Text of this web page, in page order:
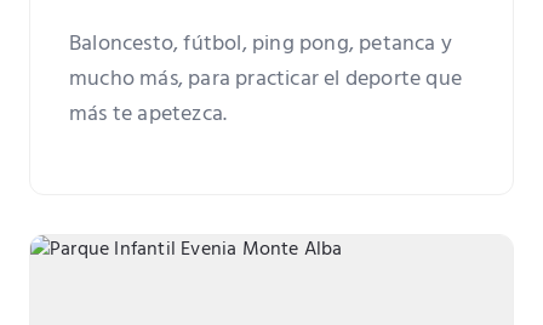
Baloncesto, fútbol, ping pong, petanca y
mucho más, para practicar el deporte que
más te apetezca.